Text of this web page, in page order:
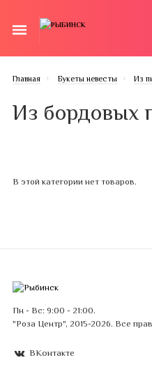
Главная Букеты невесты Из
Из бордовых
В этой категории нет товаров.
Пн - Вс: 9:00 - 21:00.
"Роза Центр", 2015-2026. Все
ВКонтакте